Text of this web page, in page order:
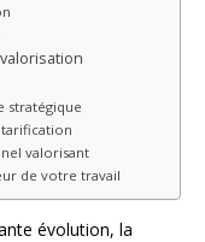
stratégique
tarification
valorisant
de votre travail
évolution, la